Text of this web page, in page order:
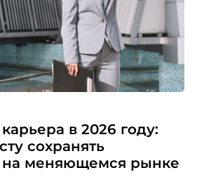
в 2026 году:
сохранять
на меняющемся рынке